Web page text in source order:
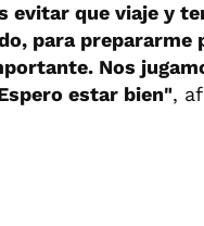
evitar que viaje y
para prepararme
Nos
estar bien",